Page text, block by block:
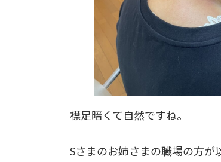
襟足暗くて自然ですね。
Sさまのお姉さまの職場の方が